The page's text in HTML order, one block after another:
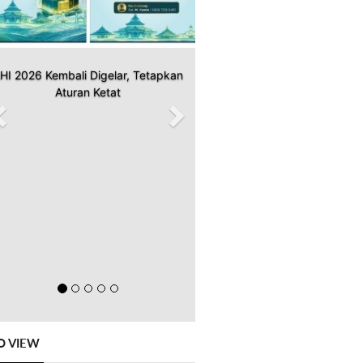
2026 Kembali Digelar, Tetapkan
Aturan Ketat
VIEW